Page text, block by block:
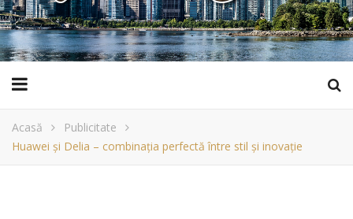
Acasă
Publicitate
Huawei și Delia – combinația perfectă între stil și inovație